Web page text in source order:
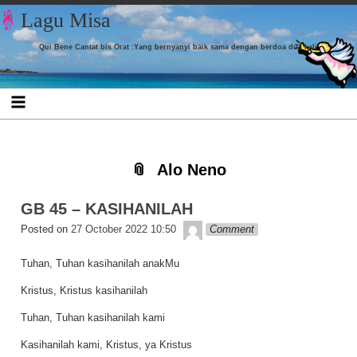
Skip to content
LISTCATEGORYPOSTSWIDGET-16
LISTCATEGORYPOSTSWIDGET-8
LISTCATEGORYPOSTSWIDGET-4
Skip to CUSTOM_HTML-7
LISTCATEGORYPOSTSWIDGET-18
Skip to CUSTOM_HTML-3
Skip to CATEGORIES-4
Skip to TAG_CLOUD-9
Lagu Misa
Qui Bene Cantat bis Orat :Yang bernyanyi baik sama dengan berdoa dua kali
Alo Neno
GB 45 – KASIHANILAH
Posted on 27 October 2022 10:50 Lapopp music
Comment
Tuhan, Tuhan kasihanilah anakMu
Kristus, Kristus kasihanilah
Tuhan, Tuhan kasihanilah kami
Kasihanilah kami, Kristus, ya Kristus